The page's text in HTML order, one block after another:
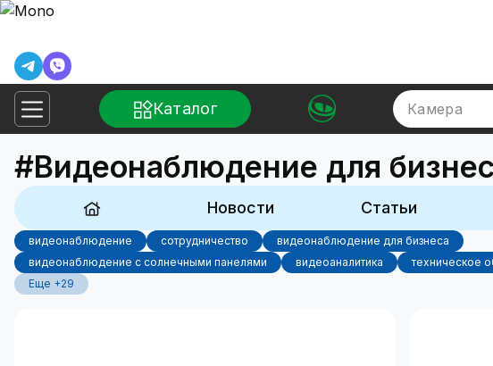
Каталог Камера
#Видеонаблюдение для
Новости Статьи
видеонаблюдение сотрудничество
видеонаблюдение для бизнеса
видеонаблюдение с солнечными панелями
видеоаналитика
техническое
Еще +29